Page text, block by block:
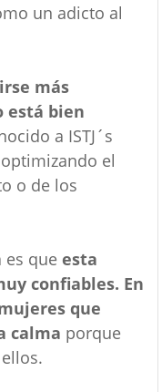
un adicto al
más
está bien
a ISTJ´s
el
o de los
es que esta
confiables. En
que
calma porque